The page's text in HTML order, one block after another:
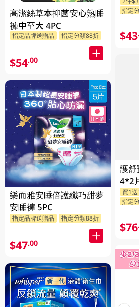
高潔絲草本抑菌安心熟睡
褲中至大 4PC
指定品牌送贈品 指定分類88折
$54.00
樂而雅安睡倍護纖巧甜夢
安睡褲 5PC
指定品牌送贈品 指定分類88折
$47.00
機
指定
$43
護
4*2
裝
買1
指定
$76